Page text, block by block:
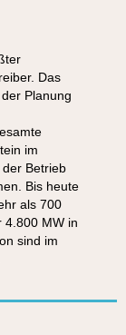
Das
Planung
im
Betrieb
Bis heute
als 700
4.800 MW in
sind im